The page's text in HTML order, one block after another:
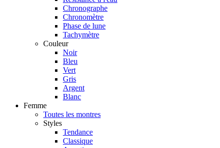
Chronographe
Chronomètre
Phase de lune
Tachymètre
Couleur
Noir
Bleu
Vert
Gris
Argent
Blanc
Femme
Toutes les montres
Styles
Tendance
Classique